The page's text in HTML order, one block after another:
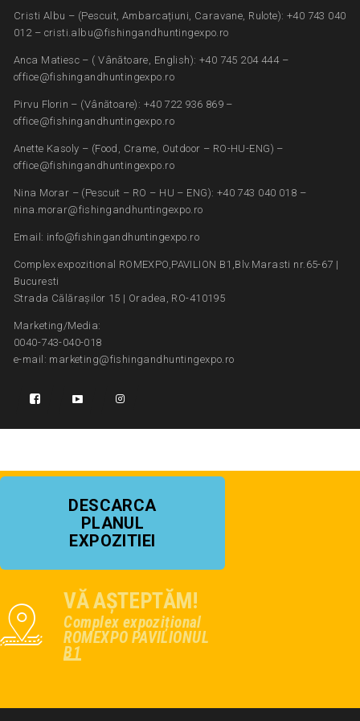
Cristi Albu – (Pescuit, Ambarcațiuni, Caravane, Rulote): +40 743 040
012 – cristi.albu@fishingandhuntingexpo.ro
Anca Matiesc – ( Vânătoare, English): +40 745 204 444 –
office@fishingandhuntingexpo.ro
Pirvu Florin – (Vânătoare): +40 722 936 869 –
office@fishingandhuntingexpo.ro
Anette Kasoly – (Food, Crame, Outdoor – RO-HU-ENG) –
office@fishingandhuntingexpo.ro
Nina Morar – (Pescuit – RO – HU – ENG): +40 743 040 018 –
nina.morar@fishingandhuntingexpo.ro
Email: info@fishingandhuntingexpo.ro
Complex expozitional ROMEXPO,PAVILION B1,Blv.Marasti nr.65-67 |
Bucuresti
Strada Călărașilor 15 | Oradea, RO-410195
Marketing/Media:
0040-743-040-018
e-mail: marketing@fishingandhuntingexpo.ro
DESCARCA
PLANUL
EXPOZITIEI
VĂ AȘTEPTĂM!
Complex expozițional
ROMEXPO PAVILIONUL
B1